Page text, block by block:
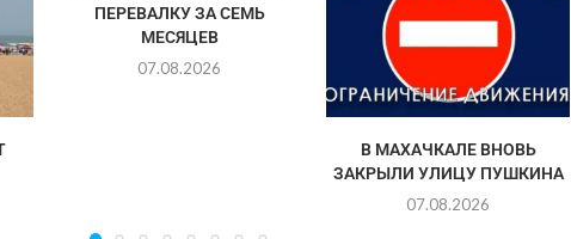
ПЕРЕВАЛКУ ЗА СЕМЬ
МЕСЯЦЕВ
07.08.2026
В МАХАЧКАЛЕ ВНОВЬ
ЗАКРЫЛИ УЛИЦУ ПУШКИНА
07.08.2026